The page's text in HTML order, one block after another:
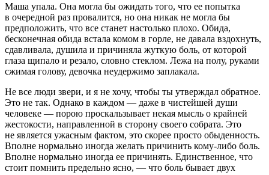
Маша упала. Она могла бы ожидать того, что ее попытка
в очередной раз провалится, но она никак не могла бы
предположить, что все станет настолько плохо. Обида,
бесконечная обида встала комом в горле, не давала вздохнуть,
сдавливала, душила и причиняла жуткую боль, от которой
глаза щипало и резало, словно стеклом. Лежа на полу, руками
сжимая голову, девочка неудержимо заплакала.
Не все люди звери, и я не хочу, чтобы ты утверждал обратное.
Это не так. Однако в каждом — даже в чистейшей души
человеке — порою проскальзывает некая мысль о крайней
жестокости, направленной в сторону своего собрата. Это
не является ужасным фактом, это скорее просто обыденность.
Вполне нормально иногда желать причинить кому-либо боль.
Вполне нормально иногда ее причинять. Единственное, что
стоит помнить предельно ясно, — что боль бывает двух